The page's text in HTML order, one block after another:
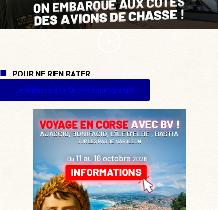
POUR NE RIEN RATER
Je m'inscris à La Quotidienne (gratuit)